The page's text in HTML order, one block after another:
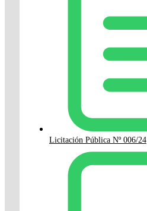
Licitación Pública Nº 006/24